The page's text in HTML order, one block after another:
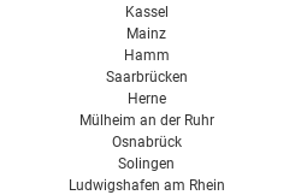
Kassel
Mainz
Hamm
Saarbrücken
Herne
Mülheim an der Ruhr
Osnabrück
Solingen
Ludwigshafen am Rhein